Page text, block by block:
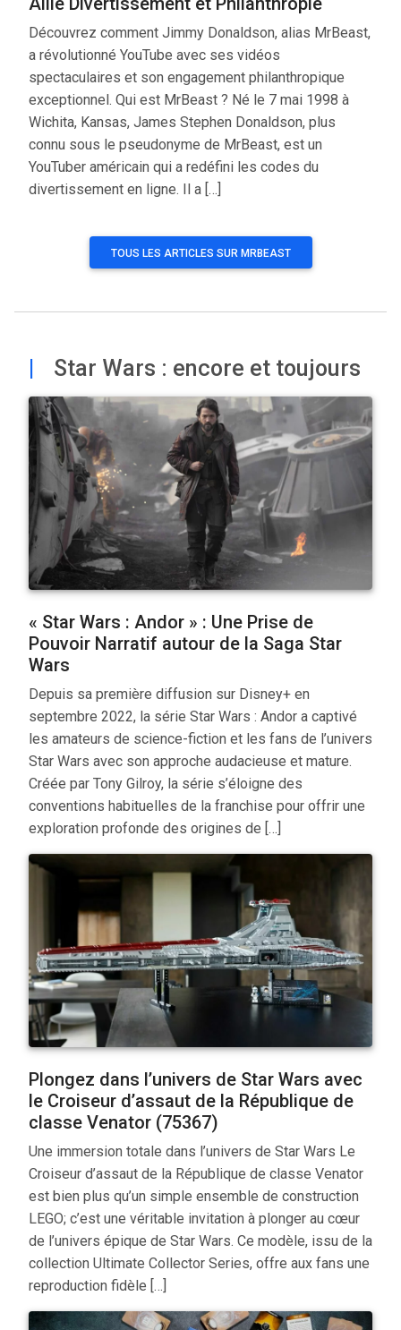
Découvrez comment Jimmy Donaldson, alias MrBeast,
a révolutionné YouTube avec ses vidéos
spectaculaires et son engagement philanthropique
exceptionnel. Qui est MrBeast ? Né le 7 mai 1998 à
Wichita, Kansas, James Stephen Donaldson, plus
connu sous le pseudonyme de MrBeast, est un
YouTuber américain qui a redéfini les codes du
divertissement en ligne. Il a […]
TOUS LES ARTICLES SUR MRBEAST
Star Wars : encore et toujours
« Star Wars : Andor » : Une Prise de
Pouvoir Narratif autour de la Saga Star
Wars
Depuis sa première diffusion sur Disney+ en
septembre 2022, la série Star Wars : Andor a captivé
les amateurs de science-fiction et les fans de l’univers
Star Wars avec son approche audacieuse et mature.
Créée par Tony Gilroy, la série s’éloigne des
conventions habituelles de la franchise pour offrir une
exploration profonde des origines de […]
Plongez dans l’univers de Star Wars avec
le Croiseur d’assaut de la République de
classe Venator (75367)
Une immersion totale dans l’univers de Star Wars Le
Croiseur d’assaut de la République de classe Venator
est bien plus qu’un simple ensemble de construction
LEGO; c’est une véritable invitation à plonger au cœur
de l’univers épique de Star Wars. Ce modèle, issu de la
collection Ultimate Collector Series, offre aux fans une
reproduction fidèle […]